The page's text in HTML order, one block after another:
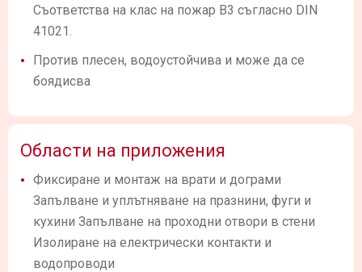
Съответства на клас на пожар B3 съгласно DIN
41021.
Против плесен, водоустойчива и може да се
боядисва
Области на приложения
Фиксиране и монтаж на врати и дограми
Запълване и уплътняване на празнини, фуги и
кухини Запълване на проходни отвори в стени
Изолиране на електрически контакти и
водопроводи